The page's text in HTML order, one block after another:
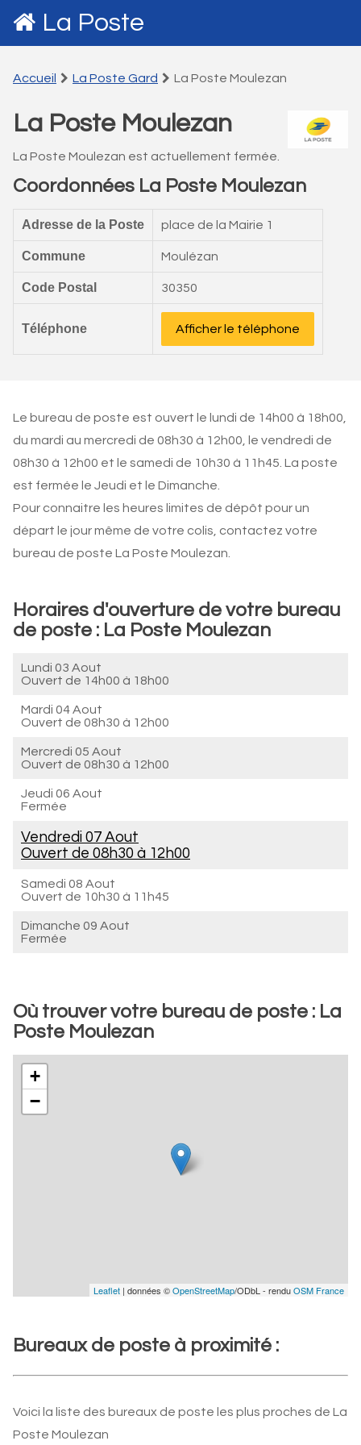
La Poste
Accueil La Poste Gard La Poste Moulezan
La Poste Moulezan
La Poste Moulezan est actuellement fermée.
Coordonnées La Poste Moulezan
Adresse de la Poste place de la Mairie 1
Commune Moulézan
Code Postal 30350
Téléphone Afficher le téléphone
Le bureau de poste est ouvert le lundi de 14h00 à 18h00,
du mardi au mercredi de 08h30 à 12h00, le vendredi de
08h30 à 12h00 et le samedi de 10h30 à 11h45. La poste
est fermée le Jeudi et le Dimanche.
Pour connaitre les heures limites de dépôt pour un
départ le jour même de votre colis, contactez votre
bureau de poste La Poste Moulezan.
Horaires d'ouverture de votre bureau
de poste : La Poste Moulezan
Lundi 03 Aout
Ouvert de 14h00 à 18h00
Mardi 04 Aout
Ouvert de 08h30 à 12h00
Mercredi 05 Aout
Ouvert de 08h30 à 12h00
Jeudi 06 Aout
Fermée
Vendredi 07 Aout
Ouvert de 08h30 à 12h00
Samedi 08 Aout
Ouvert de 10h30 à 11h45
Dimanche 09 Aout
Fermée
Où trouver votre bureau de poste : La
Poste Moulezan
+
−
Leaflet | données ©OpenStreetMap/ODbL - renduOSM France
Bureaux de poste à proximité :
Voici la liste des bureaux de poste les plus proches de La
Poste Moulezan